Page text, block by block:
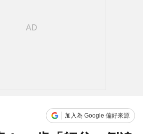
加入為 Google 偏好來源